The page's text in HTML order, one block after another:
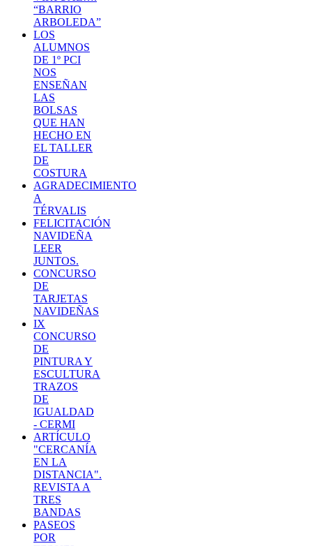
“BARRIO
ARBOLEDA”
LOS
ALUMNOS
DE 1º PCI
NOS
ENSEÑAN
LAS
BOLSAS
QUE HAN
HECHO EN
EL TALLER
DE
COSTURA
AGRADECIMIENTO
A
TÉRVALIS
FELICITACIÓN
NAVIDEÑA
LEER
JUNTOS.
CONCURSO
DE
TARJETAS
NAVIDEÑAS
IX
CONCURSO
DE
PINTURA Y
ESCULTURA
TRAZOS
DE
IGUALDAD
- CERMI
ARTÍCULO
"CERCANÍA
EN LA
DISTANCIA".
REVISTA A
TRES
BANDAS
PASEOS
POR